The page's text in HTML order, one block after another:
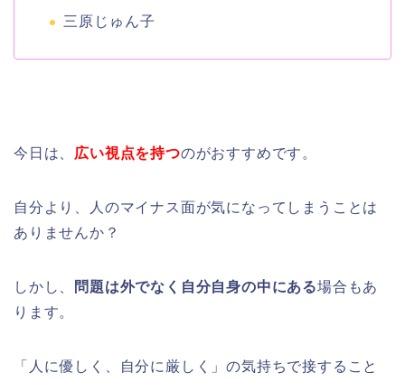
三原じゅん子
今日は、 広い視点を持つのがおすすめです。
自分より、人のマイナス面が気になってしまうことは
ありませんか？
しかし、 問題は外でなく自分自身の中にある場合もあ
ります。
「人に優しく、自分に厳しく」の気持ちで接すること